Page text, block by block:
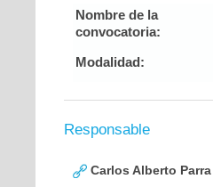
Nombre de la
convocatoria:
Modalidad:
Responsable
Carlos Alberto